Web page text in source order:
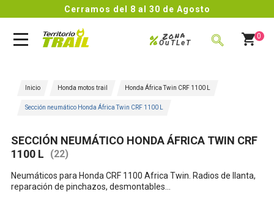
Cerramos del 8 al 30 de Agosto
Zona
%OuTLeT
0
Inicio Honda motos trail Honda África Twin CRF 1100 L
Sección neumático Honda África Twin CRF 1100 L
SECCIÓN NEUMÁTICO HONDA ÁFRICA TWIN CRF
1100 L
(22)
Neumáticos para Honda CRF 1100 Africa Twin. Radios de llanta,
reparación de pinchazos, desmontables...